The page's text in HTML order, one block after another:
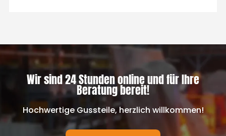
Wir sind 24 Stunden online und für Ihre
Beratung bereit!
Hochwertige Gussteile, herzlich willkommen!